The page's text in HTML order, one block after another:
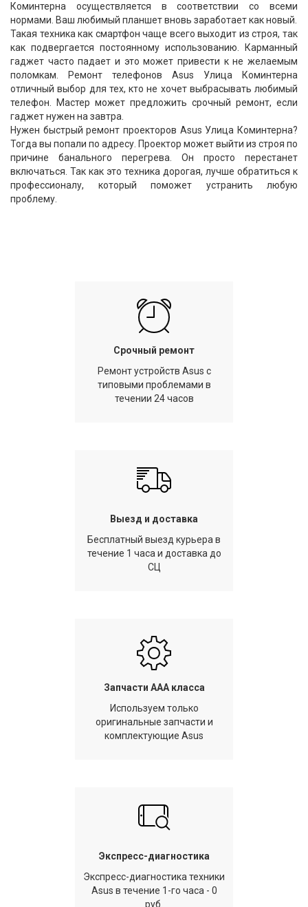
Коминтерна осуществляется в соответствии со всеми
нормами. Ваш любимый планшет вновь заработает как новый.
Такая техника как смартфон чаще всего выходит из строя, так
как подвергается постоянному использованию. Карманный
гаджет часто падает и это может привести к не желаемым
поломкам. Ремонт телефонов Asus Улица Коминтерна
отличный выбор для тех, кто не хочет выбрасывать любимый
телефон. Мастер может предложить срочный ремонт, если
гаджет нужен на завтра.
Нужен быстрый ремонт проекторов Asus Улица Коминтерна?
Тогда вы попали по адресу. Проектор может выйти из строя по
причине банального перегрева. Он просто перестанет
включаться. Так как это техника дорогая, лучше обратиться к
профессионалу, который поможет устранить любую
проблему.
Срочный ремонт
Ремонт устройств Asus с
типовыми проблемами в
течении 24 часов
Выезд и доставка
Бесплатный выезд курьера в
течение 1 часа и доставка до
СЦ
Запчасти AAA класса
Используем только
оригинальные запчасти и
комплектующие Asus
Экспресс-диагностика
Экспресс-диагностика техники
Asus в течение 1-го часа - 0
руб.